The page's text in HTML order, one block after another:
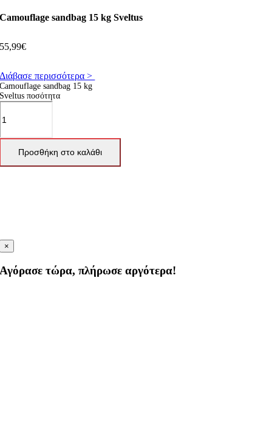
Camouflage sandbag 15 kg Sveltus
55,99€
Διάβασε περισσότερα >
Camouflage sandbag 15 kg
Sveltus ποσότητα
Προσθήκη στο καλάθι
×
Αγόρασε τώρα, πλήρωσε αργότερα!